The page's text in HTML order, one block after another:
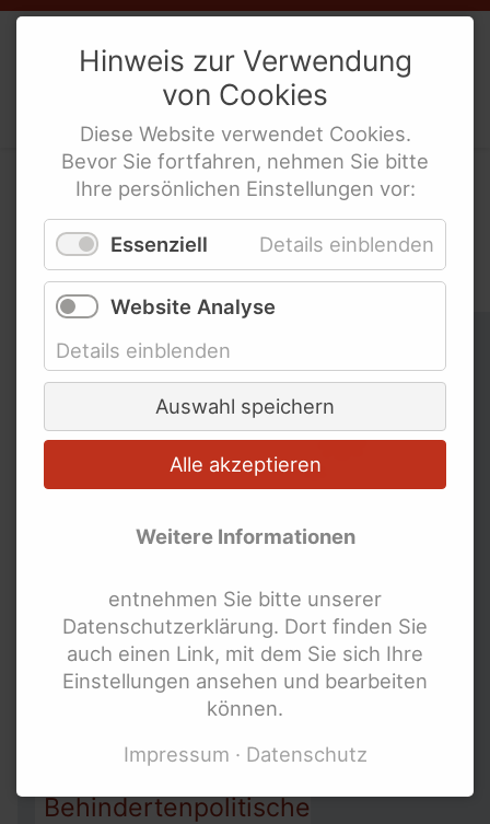
Weibernetze.V.
Politische Interes­sen­ver­tre­tung
behinderte Frauen
In der WeiberZEIT nach
Schlagworten suchen
Ableismus
Abschied
Gleichbehandlungsgesetz AGG
Arbeit
Armut
Assistenz
Barrierefreiheit
Behindertengleichstellungsgesetz
Behindertenpolitische
Hinweis zur Verwendung
von Cookies
Diese Website verwendet Cookies.
Bevor Sie fortfahren, nehmen Sie bitte
Ihre persönlichen Einstellungen vor:
Essenziell Details einblenden
Website Analyse
Details einblenden
Auswahl speichern
Alle akzeptieren
Weitere Informationen
entnehmen Sie bitte unserer
Datenschutzerklärung. Dort finden Sie
auch einen Link, mit dem Sie sich Ihre
Einstellungen ansehen und bearbeiten
können.
Impressum
Datenschutz